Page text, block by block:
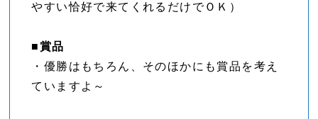
やすい恰好で来てくれるだけでＯＫ）
■賞品
・優勝はもちろん、そのほかにも賞品を考え
ていますよ～